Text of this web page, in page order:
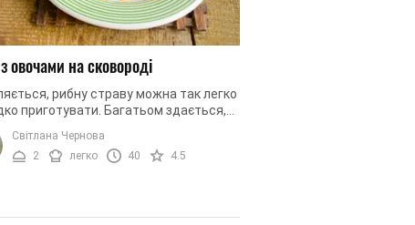
овочами на сковороді
рибну страву можна так легко
приготувати. Багатьом здається,
страв з риби дуже
мороки. Але мимаємо ...
Світлана Чернова
2
легко 40 4.5